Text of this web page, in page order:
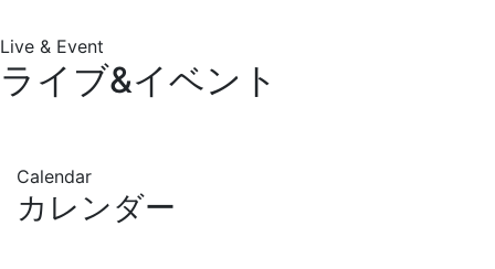
Live & Event
ライブ&イベント
Calendar
カレンダー